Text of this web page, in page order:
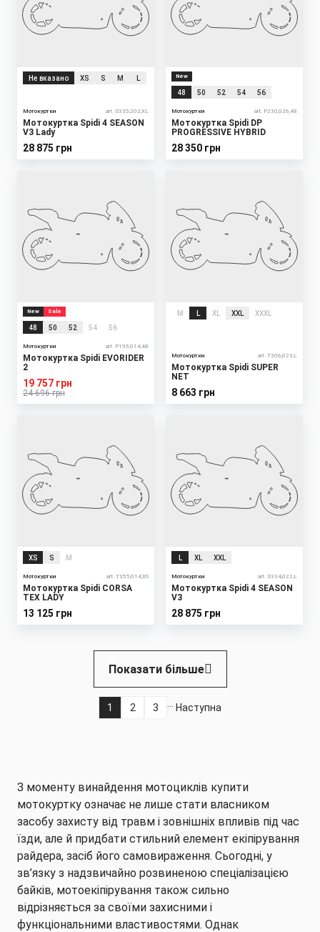
Не вказано XS S M
Мотокуртки art. D335,202,XL
Мотокуртка Spidi 4 SEASON
V3 Lady
28 875 грн
New
48 50 52 54 56
Мотокуртки art. P230,026,48
Мотокуртка Spidi DP
PROGRESSIVE HYBRID
28 350 грн
New Sale
48 50 52 54 56
Мотокуртки art. P195,014,48
Мотокуртка Spidi EVORIDER
2
24 696 грн
19 757 грн
M XL XXL XXXL
Мотокуртки art. T306,023,L
Мотокуртка Spidi SUPER
NET
8 663 грн
XS S M
Мотокуртки art. T355,014,XS
Мотокуртка Spidi CORSA
TEX LADY
13 125 грн
XL XXL
Мотокуртки art. D334,022,L
Мотокуртка Spidi 4 SEASON
V3
28 875 грн
Показати більше
Поточна
1
Page
2
Page
3
Наступна
Наступна
З моменту винайдення мотоциклів купити
мотокуртку означає не лише стати власником
засобу захисту від травм і зовнішніх впливів під час
їзди, але й придбати стильний елемент екіпірування
райдера, засіб його самовираження. Сьогодні, у
зв’язку з надзвичайно розвиненою спеціалізацією
байків, мотоекіпірування також сильно
відрізняється за своїми захисними і
функціональними властивостями. Однак